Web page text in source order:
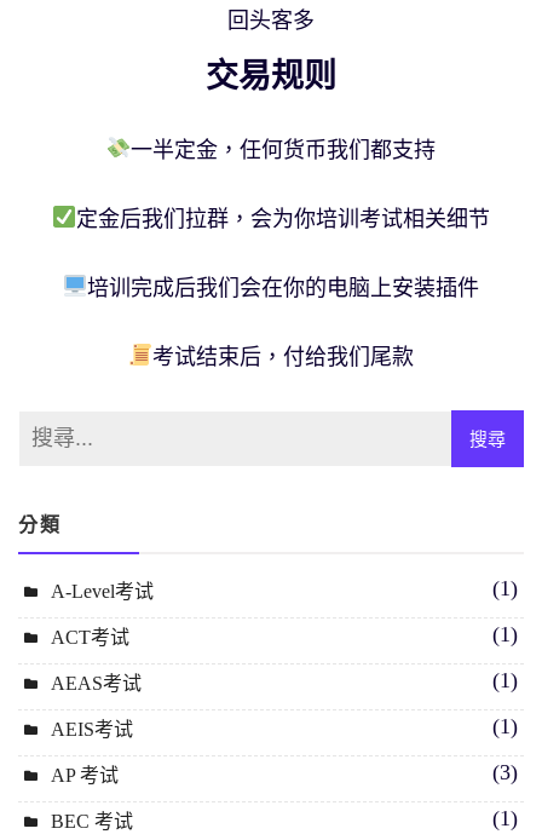
回头客多
交易规则
一半定金，任何货币我们都支持
定金后我们拉群，会为你培训考试相关细节
培训完成后我们会在你的电脑上安装插件
考试结束后，付给我们尾款
分類
A-Level考试 (1)
ACT考试 (1)
AEAS考试 (1)
AEIS考试 (1)
AP 考试 (3)
BEC 考试 (1)